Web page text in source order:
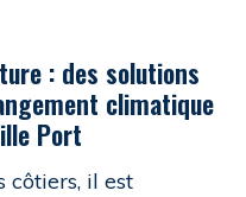
: des solutions
climatique
Port
côtiers, il est